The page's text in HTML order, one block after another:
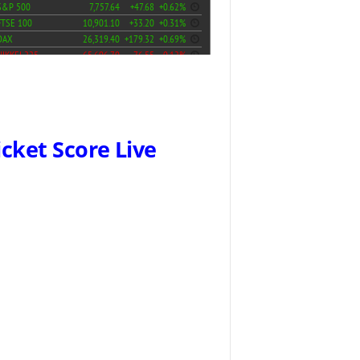
Score Live